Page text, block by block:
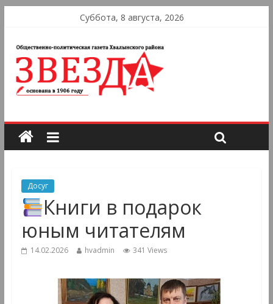
Суббота, 8 августа, 2026
Досуг
Книги в подарок
юным читателям
14.02.2026 hvadmin 341 Views